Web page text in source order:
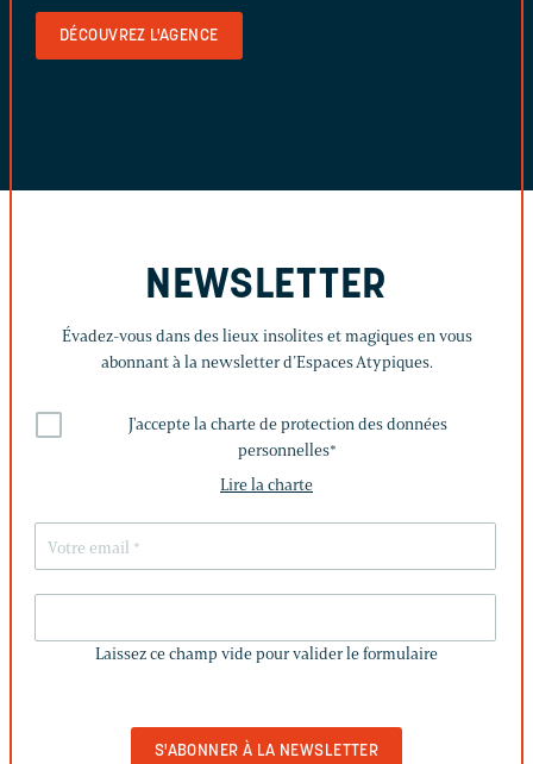
DÉCOUVREZ L'AGENCE
NEWSLETTER
Évadez-vous dans des lieux insolites et magiques en vous
abonnant à la newsletter d’Espaces Atypiques.
J'accepte la charte de protection des données
personnelles*
Lire la charte
CHAMP
Laissez ce champ vide pour valider le formulaire